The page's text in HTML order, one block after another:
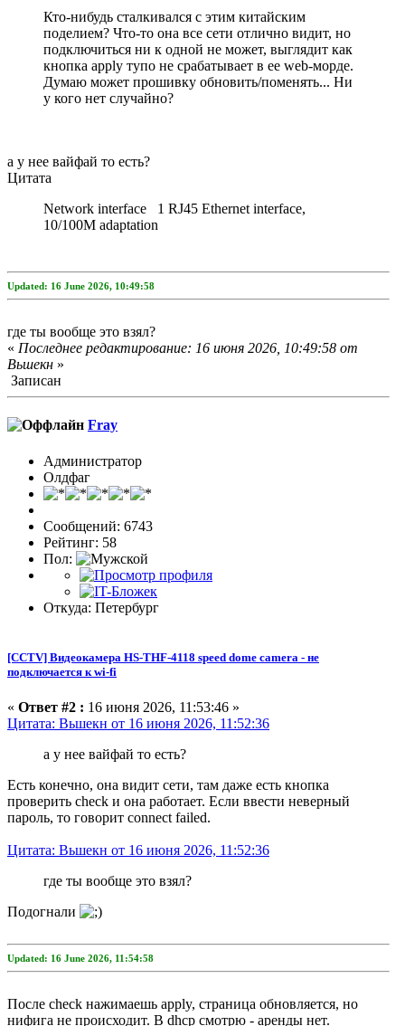
Кто-нибудь сталкивался с этим китайским
поделием? Что-то она все сети отлично видит, но
подключиться ни к одной не может, выглядит как
кнопка apply тупо не срабатывает в ее web-морде.
Думаю может прошивку обновить/поменять... Ни
у кого нет случайно?
а у нее вайфай то есть?
Цитата
Network interface 1 RJ45 Ethernet interface,
10/100M adaptation
Updated: 16 June 2026, 10:49:58
где ты вообще это взял?
« Последнее редактирование: 16 июня 2026, 10:49:58 от
Вьшекн »
Записан
Fray
Администратор
Олдфаг
Сообщений: 6743
Рейтинг: 58
Пол:
Откуда: Петербург
[CCTV] Видеокамера HS-THF-4118 speed dome camera - не
подключается к wi-fi
« Ответ #2 : 16 июня 2026, 11:53:46 »
Цитата: Вьшекн от 16 июня 2026, 11:52:36
а у нее вайфай то есть?
Есть конечно, она видит сети, там даже есть кнопка
проверить check и она работает. Если ввести неверный
пароль, то говорит connect failed.
Цитата: Вьшекн от 16 июня 2026, 11:52:36
где ты вообще это взял?
Подогнали
Updated: 16 June 2026, 11:54:58
После check нажимаешь apply, страница обновляется, но
нифига не происходит. В dhcp смотрю - аренды нет.